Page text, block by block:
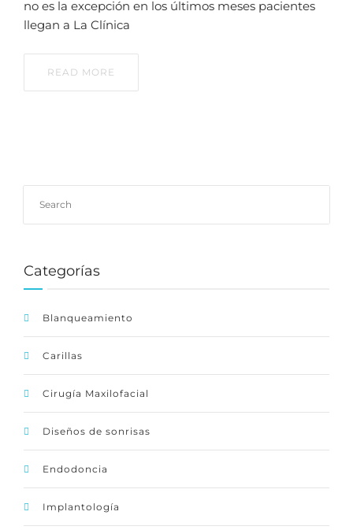
no es la excepción en los últimos meses pacientes
llegan a La Clínica
READ MORE
Categorías
Blanqueamiento
Carillas
Cirugía Maxilofacial
Diseños de sonrisas
Endodoncia
Implantología